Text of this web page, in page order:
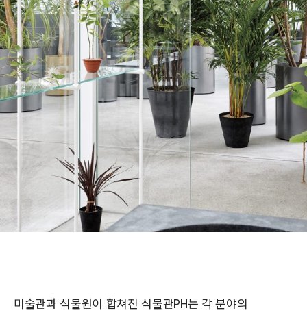
미술관과 식물원이 합쳐진 식물관PH는 각 분야의